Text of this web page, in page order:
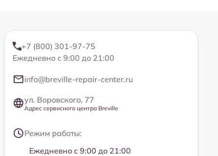
+7 (800) 301-97-75
Ежедневно с 9:00 до 21:00
info@breville-repair-center.ru
ул. Воровского, 77
Адрес сервисного центра Breville
Режим работы:
Ежедневно с 9:00 до 21:00